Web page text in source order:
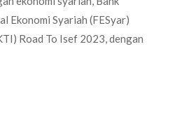
Ekonomi Syariah (FESyar)
Road To Isef 2023, dengan